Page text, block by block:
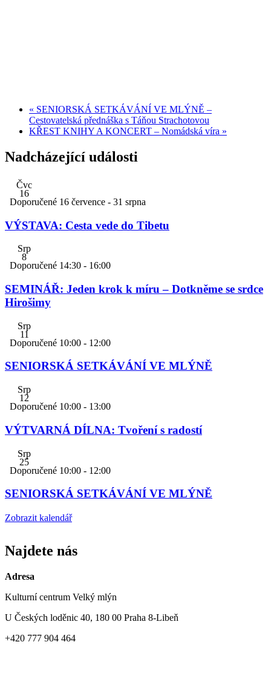
« SENIORSKÁ SETKÁVÁNÍ VE MLÝNĚ –
Cestovatelská přednáška s Táňou Strachotovou
KŘEST KNIHY A KONCERT – Nomádská víra »
Nadcházející události
Čvc
16
Doporučené 16 července - 31 srpna
VÝSTAVA: Cesta vede do Tibetu
Srp
8
Doporučené 14:30 - 16:00
SEMINÁŘ: Jeden krok k míru – Dotkněme se srdce
Hirošimy
Srp
11
Doporučené 10:00 - 12:00
SENIORSKÁ SETKÁVÁNÍ VE MLÝNĚ
Srp
12
Doporučené 10:00 - 13:00
VÝTVARNÁ DÍLNA: Tvoření s radostí
Srp
25
Doporučené 10:00 - 12:00
SENIORSKÁ SETKÁVÁNÍ VE MLÝNĚ
Zobrazit kalendář
Najdete nás
Adresa
Kulturní centrum Velký mlýn
U Českých loděnic 40, 180 00 Praha 8-Libeň
+420 777 904 464